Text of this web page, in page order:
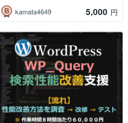
kamata4649 5,000 円